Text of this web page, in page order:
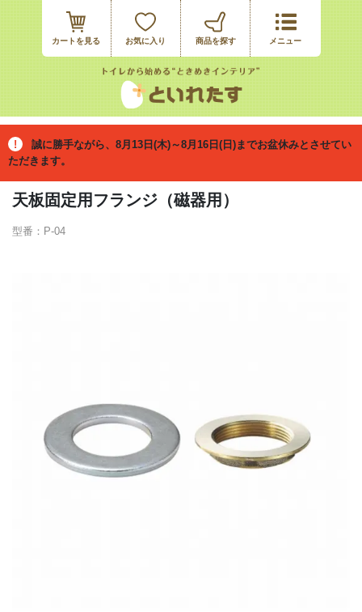
カートを見る お気に入り
誠に勝手ながら、8月13日(木)～8月16日(日)までお盆休みとさせてい
ただきます。
天板固定用フランジ（磁器用）
型番：P-04